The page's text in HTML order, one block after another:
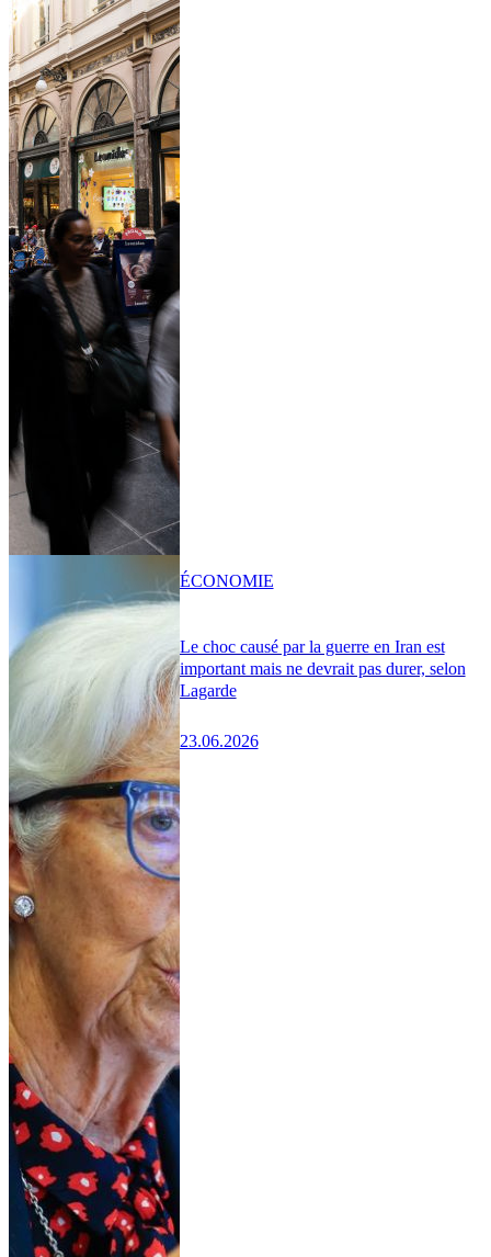
Le choc causé par la guerre en Iran est
important mais ne devrait pas durer, selon
Lagarde
23.06.2026
ÉCONOMIE